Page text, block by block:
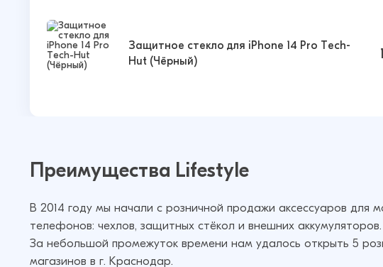
Защитное стекло для iPhone 14 Pro Tech-
Hut (Чёрный)
Преимущества Lifestyle
В 2014 году мы начали с розничной продажи аксессуаров для
телефонов: чехлов, защитных стёкол и внешних аккумуляторов.
За небольшой промежуток времени нам удалось открыть 5
магазинов в г. Краснодар.